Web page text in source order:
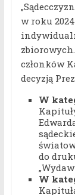
w roku
zbiorowych.
członków
decyzją
W
do
W